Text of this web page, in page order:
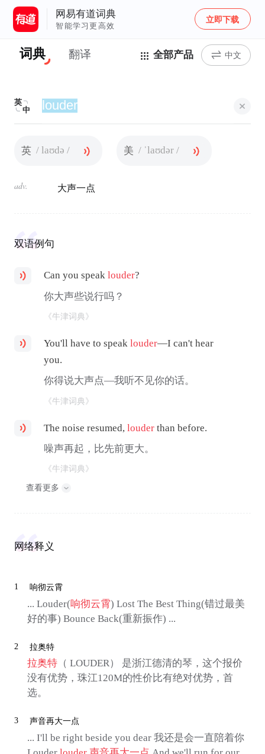
网易有道词典
智能学习更高效
立即下载
词典 翻译 全部产品 中文
英
中
英 / laʊdə / 美 / ˈlaʊdər /
adv. 大声一点
双语例句
Can you speaklouder?
你大声些说行吗？
《牛津词典》
You'll have to speaklouder—I can't hear
you.
你得说大声点—我听不见你的话。
《牛津词典》
The noise resumed,louder than before.
噪声再起，比先前更大。
《牛津词典》
查看更多
网络释义
1 响彻云霄
... Louder(响彻云霄) Lost The Best Thing(错过最美
好的事) Bounce Back(重新振作) ...
2 拉奥特
拉奥特（ LOUDER） 是浙江德清的琴，这个报价
没有优势，珠江120M的性价比有绝对优势，首
选。
3 声音再大一点
... I'll be right beside you dear 我还是会一直陪着你